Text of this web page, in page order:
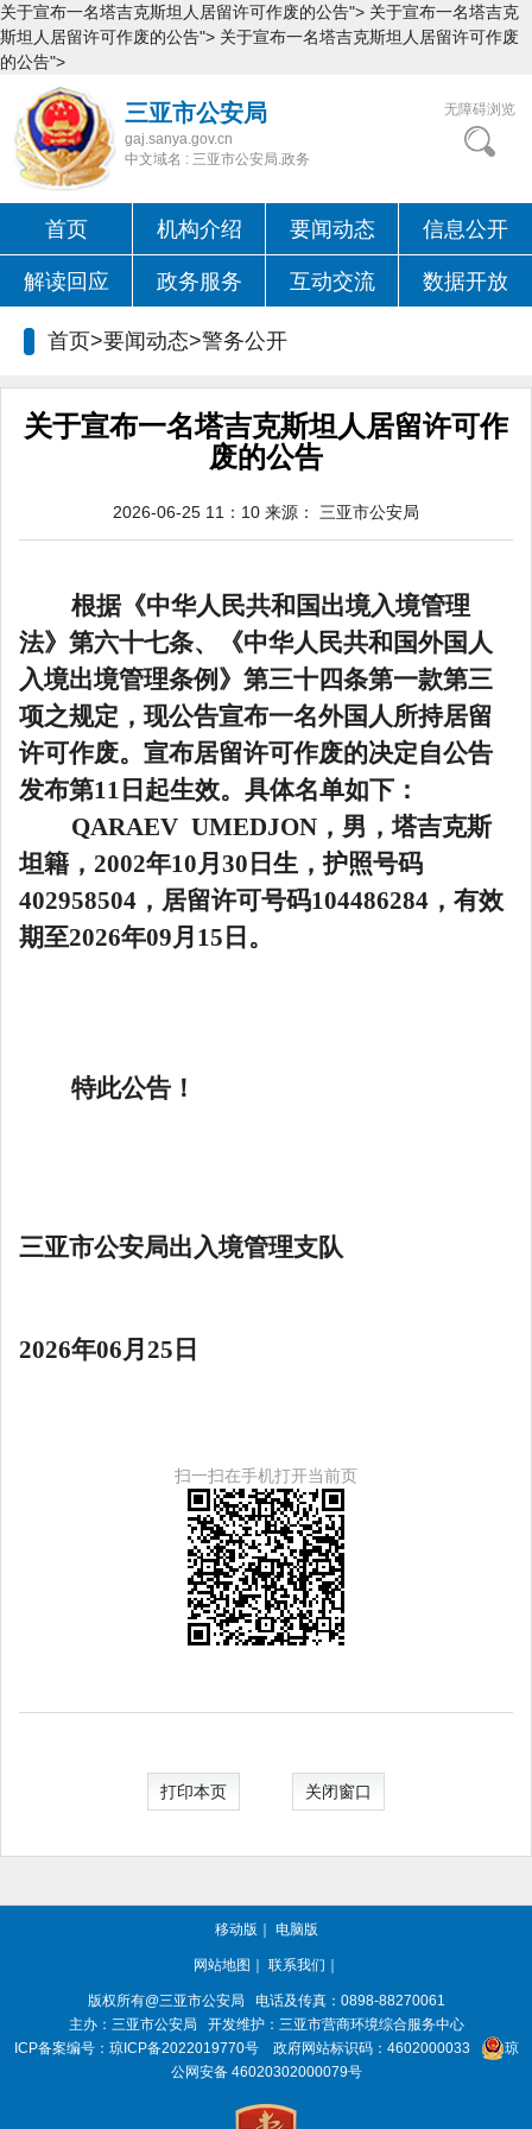
关于宣布一名塔吉克斯坦人居留许可作废的公告"> 关于宣布一名塔吉克
斯坦人居留许可作废的公告"> 关于宣布一名塔吉克斯坦人居留许可作废
的公告">
三亚市公安局
gaj.sanya.gov.cn
中文域名 : 三亚市公安局.政务
无障碍浏览
首页 机构介绍 要闻动态 信息公开
解读回应 政务服务 互动交流 数据开放
首页>要闻动态>警务公开
关于宣布一名塔吉克斯坦人居留许可作
废的公告
2026-06-25 11：10 来源： 三亚市公安局
根据《中华人民共和国出境入境管理
法》第六十七条、《中华人民共和国外国人
入境出境管理条例》第三十四条第一款第三
项之规定，现公告宣布一名外国人所持居留
许可作废。宣布居留许可作废的决定自公告
发布第11日起生效。具体名单如下：
QARAEV UMEDJON，男，塔吉克斯
坦籍，2002年10月30日生，护照号码
402958504，居留许可号码104486284，有效
期至2026年09月15日。
特此公告！
三亚市公安局出入境管理支队
2026年06月25日
扫一扫在手机打开当前页
打印本页 关闭窗口
移动版 ｜ 电脑版
网站地图 ｜ 联系我们 ｜
版权所有@三亚市公安局
电话及传真：0898-88270061
主办：三亚市公安局
开发维护：三亚市营商环境综合服务中心
ICP备案编号： 琼ICP备2022019770号 政府网站标识码： 4602000033
琼
公网安备 46020302000079号